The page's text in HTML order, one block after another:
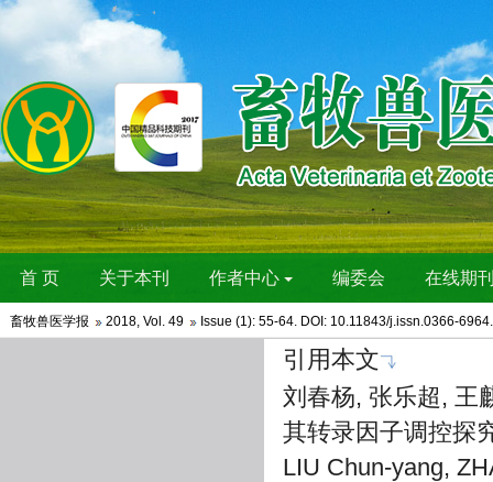
畜牧兽医学报 2018, Vol. 49 Issue (1): 55-64. DOI: 10.11843/j.issn.0366-
引用本文
刘春杨, 张乐超, 王
其转录因子调控探
LIU Chun-yang,